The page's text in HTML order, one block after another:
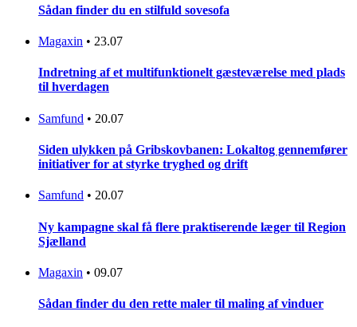
Sådan finder du en stilfuld sovesofa
Magaxin • 23.07
Indretning af et multifunktionelt gæsteværelse med plads
til hverdagen
Samfund • 20.07
Siden ulykken på Gribskovbanen: Lokaltog gennemfører
initiativer for at styrke tryghed og drift
Samfund • 20.07
Ny kampagne skal få flere praktiserende læger til Region
Sjælland
Magaxin • 09.07
Sådan finder du den rette maler til maling af vinduer